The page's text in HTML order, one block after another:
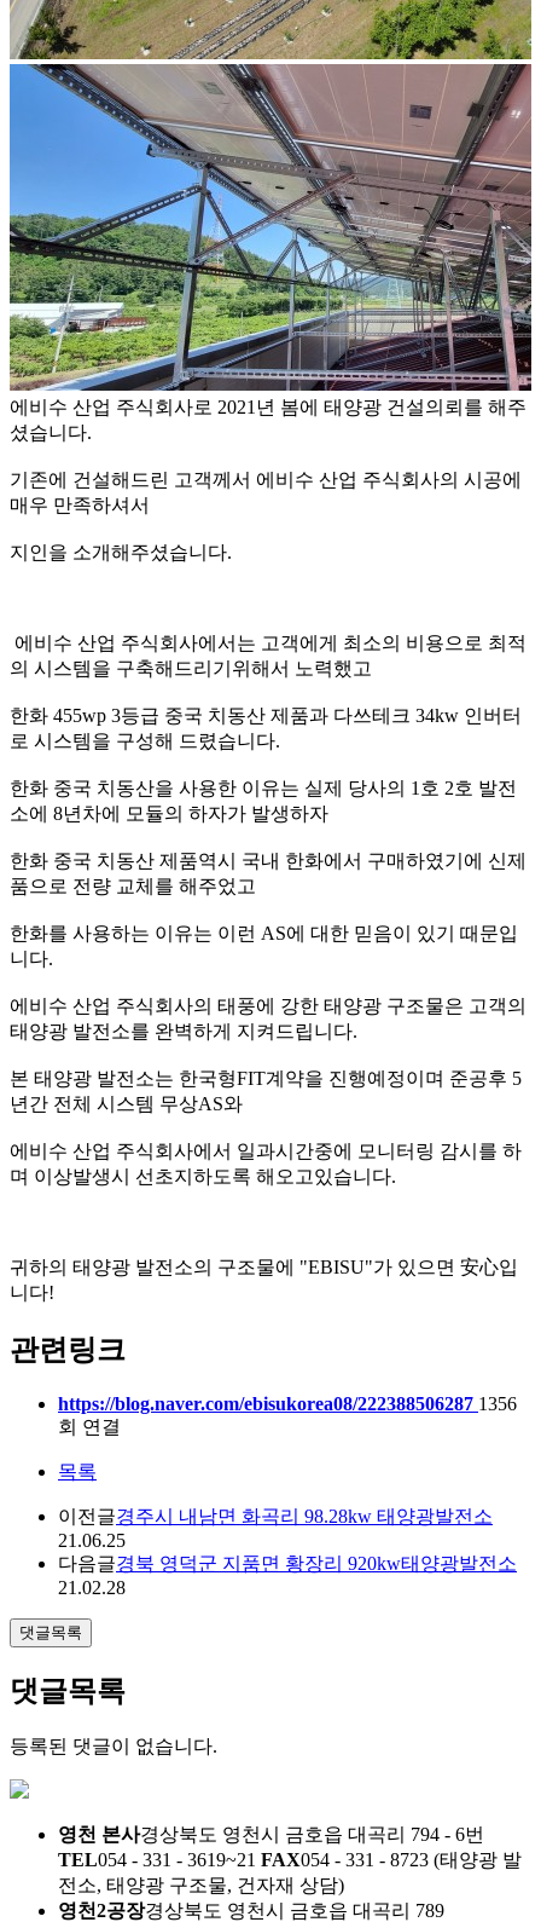
에비수 산업 주식회사로 2021년 봄에 태양광 건설의뢰를 해주
셨습니다.
기존에 건설해드린 고객께서 에비수 산업 주식회사의 시공에
매우 만족하셔서
지인을 소개해주셨습니다.
에비수 산업 주식회사에서는 고객에게 최소의 비용으로 최적
의 시스템을 구축해드리기위해서 노력했고
한화 455wp 3등급 중국 치동산 제품과 다쓰테크 34kw 인버터
로 시스템을 구성해 드렸습니다.
한화 중국 치동산을 사용한 이유는 실제 당사의 1호 2호 발전
소에 8년차에 모듈의 하자가 발생하자
한화 중국 치동산 제품역시 국내 한화에서 구매하였기에 신제
품으로 전량 교체를 해주었고
한화를 사용하는 이유는 이런 AS에 대한 믿음이 있기 때문입
니다.
에비수 산업 주식회사의 태풍에 강한 태양광 구조물은 고객의
태양광 발전소를 완벽하게 지켜드립니다.
본 태양광 발전소는 한국형FIT계약을 진행예정이며 준공후 5
년간 전체 시스템 무상AS와
에비수 산업 주식회사에서 일과시간중에 모니터링 감시를 하
며 이상발생시 선초지하도록 해오고있습니다.
귀하의 태양광 발전소의 구조물에 "EBISU"가 있으면 安心입
니다!
관련링크
https://blog.naver.com/ebisukorea08/222388506287 1356
회 연결
목록
이전글경주시 내남면 화곡리 98.28kw 태양광발전소
21.06.25
다음글경북 영덕군 지품면 황장리 920kw태양광발전소
21.02.28
댓글목록
댓글목록
등록된 댓글이 없습니다.
영천 본사경상북도 영천시 금호읍 대곡리 794 - 6번
TEL054 - 331 - 3619~21 FAX054 - 331 - 8723 (태양광 발
전소, 태양광 구조물, 건자재 상담)
영천2공장경상북도 영천시 금호읍 대곡리 789